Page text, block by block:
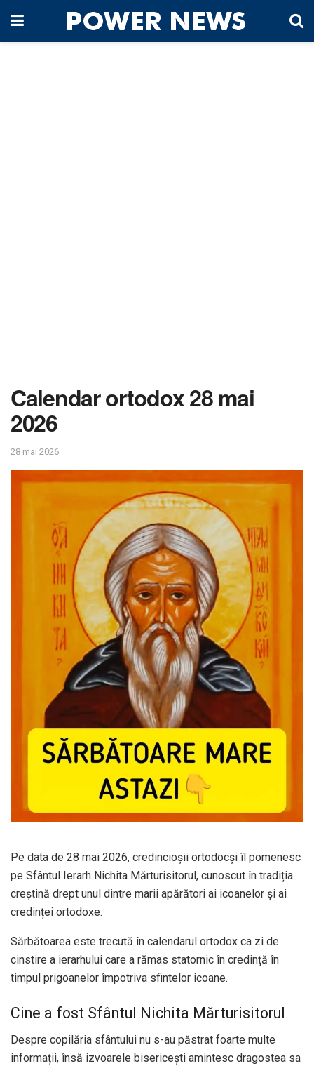
Calendar ortodox 28 mai
2026
28 mai 2026
Pe data de 28 mai 2026, credincioșii ortodocși îl pomenesc
pe Sfântul Ierarh Nichita Mărturisitorul, cunoscut în tradiția
creștină drept unul dintre marii apărători ai icoanelor și ai
credinței ortodoxe.
Sărbătoarea este trecută în calendarul ortodox ca zi de
cinstire a ierarhului care a rămas statornic în credință în
timpul prigoanelor împotriva sfintelor icoane.
Cine a fost Sfântul Nichita Mărturisitorul
Despre copilăria sfântului nu s-au păstrat foarte multe
informații, însă izvoarele bisericești amintesc dragostea sa